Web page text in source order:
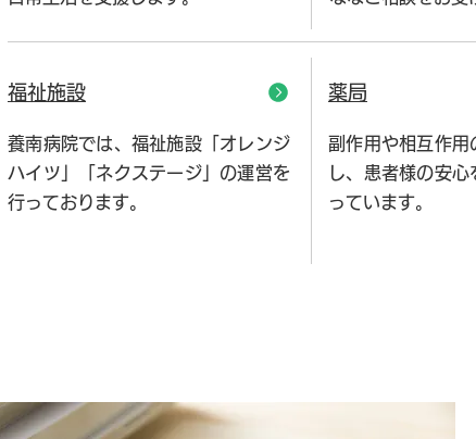
福祉施設
養南病院では、福祉施設「オレンジ
ハイツ」「ネクステージ」の運営を
行っております。
薬局
副作用や相互作用
し、患者様の安
っています。